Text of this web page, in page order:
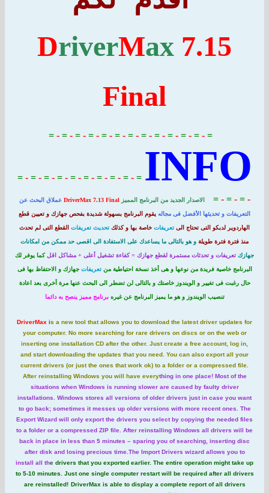
DriverMax
Final
=
-
=
-
=
-
=
-
=
-
=
-
=
-
=
-
=
-
=
=
=
-
=
-
=
-
=
-
=
-
=
-
=
-
=
-
=
الاصدار الجديد من البرنامج المميز DriverMax 7.13 Final عملاق البحث عن
تحديثها الأفضل فى مجاله يقوم البرنامج بسهولة شديدة بفحص جهازك و تعيين قطع
التى تحتاج الىتعريفاتخاصة بها و كذلك تحديثتعريفاتالقطع التى لم تحدث
طويلة و هو بالتالى ما يساعدك على الاستفادة الى اقصى حد ممكن من امكانات
و تحدثات مستمرة لقطع جهازك = كفاءة تشغيل أعلى + مشاكل اقلكما يوفر لك
فريدة من نوعها و هى أخذ نسخة احتياطية منتعريفاتجهازك و الاحتفاظ بها فى
تغيير و الويندوز خاصتك و بالتالى لن تضطر الى البحث عنها مرة أخرى بعد اعادة
تنصيب الويندوز و هو ما يميز البرنامج عن غيره برنامج مميز ينصح به دائما
DriverMaxis a new tool that allows you to download the latest driver
your computer. No more searching for rare drivers on discs or on
inserting one installation CD after the other. Just create a free
and start downloading the updates that you need. You can also
current drivers (or just the ones that work ok) to a folder or a
After reinstalling Windows you will have everything in one place!
situations when Windows is running slower are caused by faulty
installations. Windows stores all versions of older drivers just in case
to go back; sometimes it messes up older versions with more recent
Export Wizard will only export the drivers you select by copying the
to a folder or a compressed ZIP file. After reinstalling Windows all
back in place in less than 5 minutes – sparing you of searching,
after disk and losing precious time.The Import Drivers wizard
install all thedrivers that you exported earlier. The entire operation
to 5-10 minutes. Just one single computer restart will be required
are reinstalled! DriverMax is able to display a complete report of all